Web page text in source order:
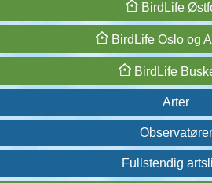
BirdLife
BirdLife Oslo og
BirdLife
Arter
Observatører
Fullstendig